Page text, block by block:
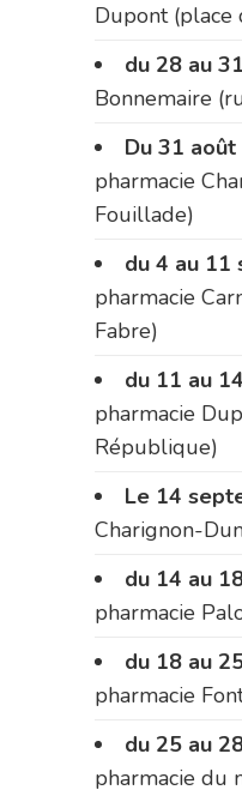
Dupont
du 28 au
Bonnemaire
Du 31
pharmacie
Fouillade)
du 4 au 11
pharmacie
Fabre)
du 11 au
pharmacie
République)
Le 14
Charignon-
du 14 au
pharmacie
du 18 au
pharmacie
du 25 au
pharmacie du